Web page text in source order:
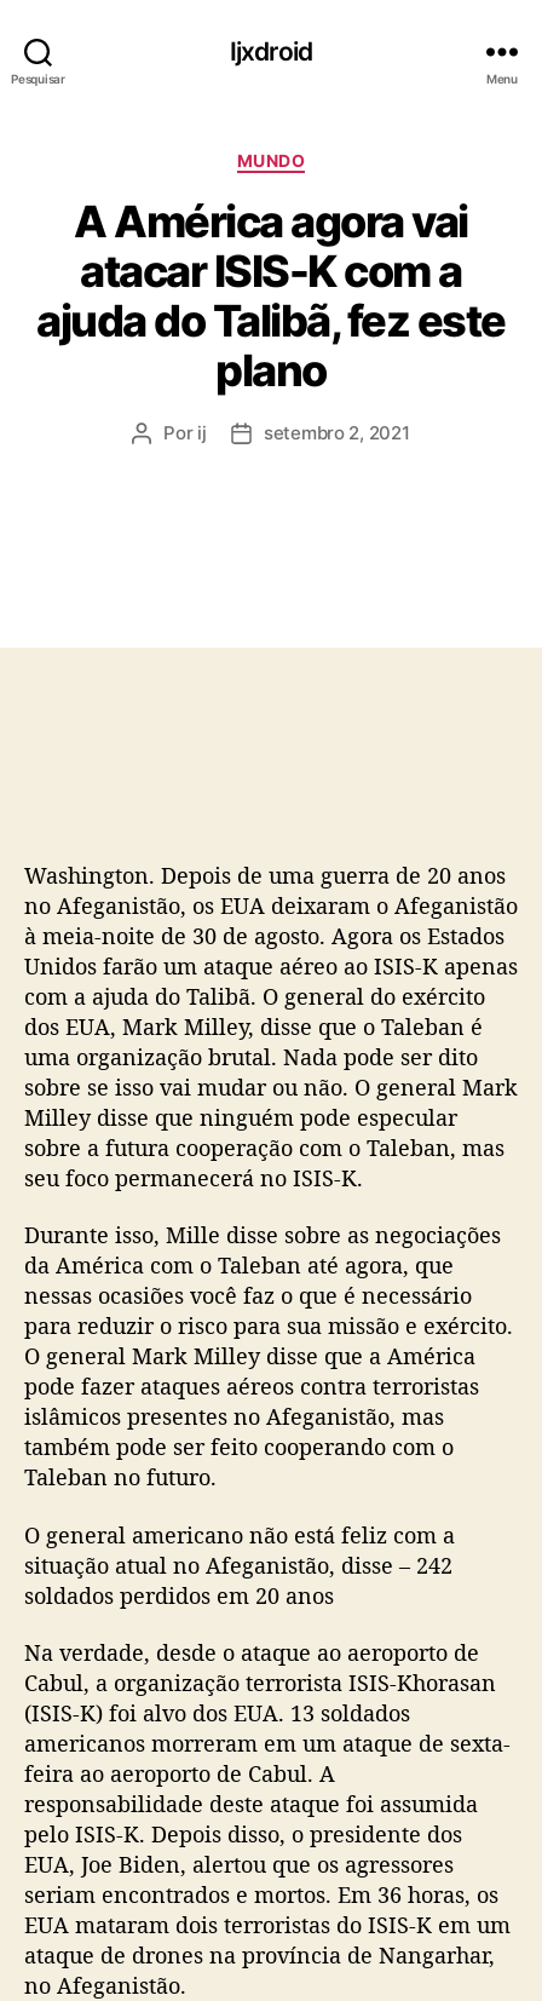
Pesquisar
Ijxdroid
Menu
C
t
e
g
o
r
i
a
MUNDO
A América agora vai
atacar ISIS-K com a
ajuda do Talibã, fez este
plano
A
o
Por ij
D
b
setembro 2, 2021
Washington. Depois de uma guerra de 20 anos
no Afeganistão, os EUA deixaram o Afeganistão
à meia-noite de 30 de agosto. Agora os Estados
Unidos farão um ataque aéreo ao ISIS-K apenas
com a ajuda do Talibã. O general do exército
dos EUA, Mark Milley, disse que o Taleban é
uma organização brutal. Nada pode ser dito
sobre se isso vai mudar ou não. O general Mark
Milley disse que ninguém pode especular
sobre a futura cooperação com o Taleban, mas
seu foco permanecerá no ISIS-K.
Durante isso, Mille disse sobre as negociações
da América com o Taleban até agora, que
nessas ocasiões você faz o que é necessário
para reduzir o risco para sua missão e exército.
O general Mark Milley disse que a América
pode fazer ataques aéreos contra terroristas
islâmicos presentes no Afeganistão, mas
também pode ser feito cooperando com o
Taleban no futuro.
O general americano não está feliz com a
situação atual no Afeganistão, disse – 242
soldados perdidos em 20 anos
Na verdade, desde o ataque ao aeroporto de
Cabul, a organização terrorista ISIS-Khorasan
(ISIS-K) foi alvo dos EUA. 13 soldados
americanos morreram em um ataque de sexta-
feira ao aeroporto de Cabul. A
responsabilidade deste ataque foi assumida
pelo ISIS-K. Depois disso, o presidente dos
EUA, Joe Biden, alertou que os agressores
seriam encontrados e mortos. Em 36 horas, os
EUA mataram dois terroristas do ISIS-K em um
ataque de drones na província de Nangarhar,
no Afeganistão.